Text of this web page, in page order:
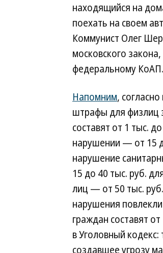
находящийся на
поехать на своем
Коммунист Олег
московского
федеральному КоАП.
Напомним,
штрафы для физлиц
составят от 1 тыс.
нарушении — от 15
нарушение
15 до 40 тыс. руб.
лиц — от 50 тыс.
нарушения
граждан составят
в Уголовный
создавшее угрозу